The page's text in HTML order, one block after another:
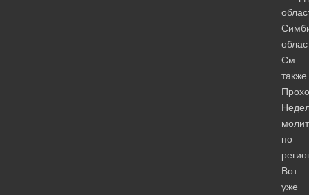
См.
также
по
Вот
уже